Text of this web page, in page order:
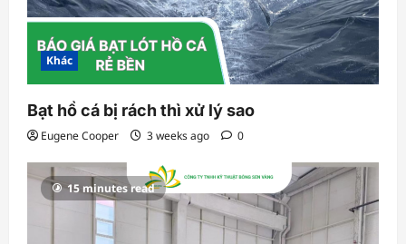
Khác
Bạt hồ cá bị rách thì xử lý sao
Eugene Cooper 3 weeks ago 0
15 minutes read